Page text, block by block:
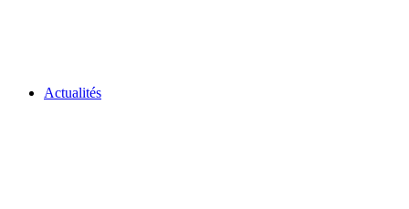
Actualités